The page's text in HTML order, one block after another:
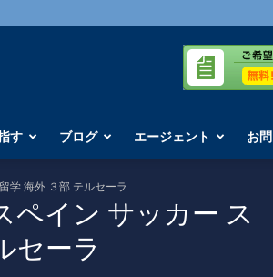
す ブログ エージェント お
学 海外 ３部 テルセーラ
ペイン サッカー ス
セーラ